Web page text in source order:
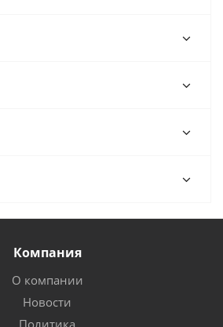
Компания
О компании
Новости
Политика